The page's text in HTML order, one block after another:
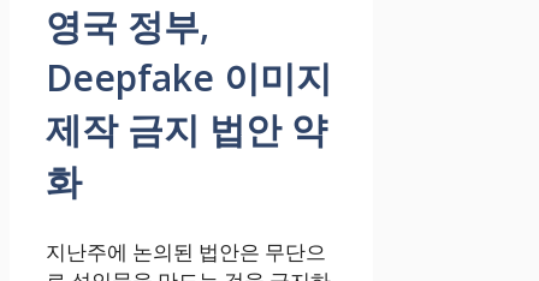
영국 정부,
Deepfake 이미지
제작 금지 법안 약
화
지난주에 논의된 법안은 무단으